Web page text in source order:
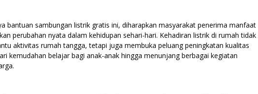
bantuan sambungan listrik gratis ini, diharapkan masyarakat penerima manfaat
perubahan nyata dalam kehidupan sehari-hari. Kehadiran listrik di rumah tidak
aktivitas rumah tangga, tetapi juga membuka peluang peningkatan kualitas
kemudahan belajar bagi anak-anak hingga menunjang berbagai kegiatan